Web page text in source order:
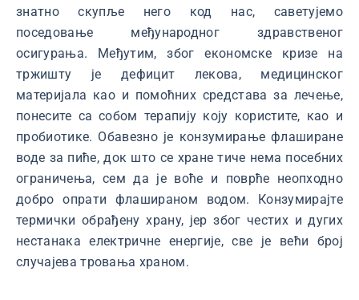
знатно скупље него код нас, саветујемо
поседовање међународног здравственог
осигурања. Међутим, због економске кризе на
тржишту је дефицит лекова, медицинског
материјала као и помоћних средстава за лечење,
понесите са собом терапију коју користите, као и
пробиотике. Обавезно је конзумирање флаширане
воде за пиће, док што се хране тиче нема посебних
ограничења, сем да је воће и поврће неопходно
добро опрати флашираном водом. Конзумирајте
термички обрађену храну, јер због честих и дугих
нестанака електричне енергије, све је већи број
случајева тровања храном.